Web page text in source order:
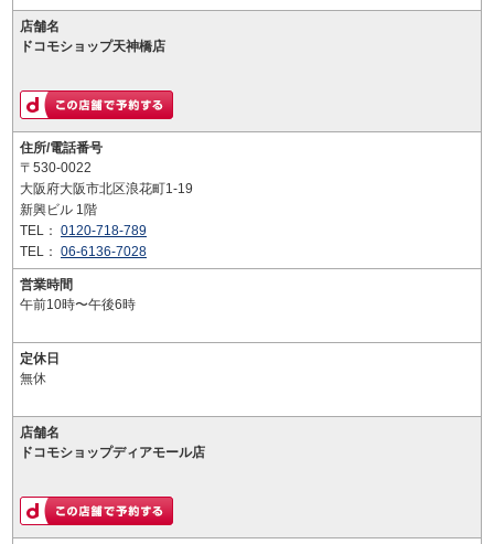
店舗名
ドコモショップ天神橋店
住所/電話番号
〒530-0022
大阪府大阪市北区浪花町1-19
新興ビル 1階
TEL： 0120-718-789
TEL： 06-6136-7028
営業時間
午前10時〜午後6時
定休日
無休
店舗名
ドコモショップディアモール店